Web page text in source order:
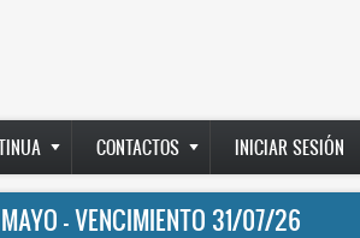
CONTACTOS INICIAR SESIÓN
- VENCIMIENTO 31/07/26